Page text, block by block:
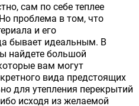
сам по себе теплее
проблема в том, что
и его
бывает идеальным. В
найдете большой
вам могут
вида предстоящих
для утепления перекрытий
исходя из желаемой